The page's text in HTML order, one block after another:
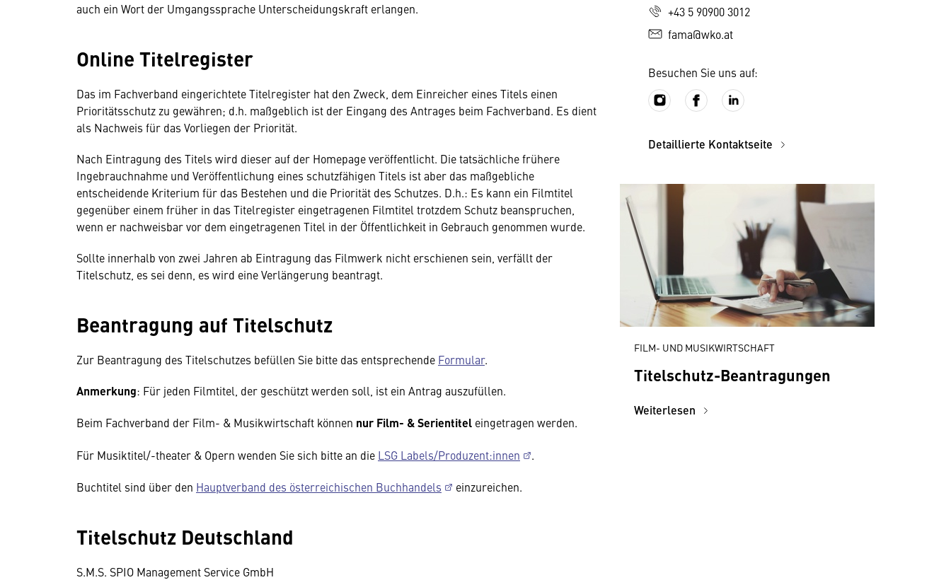
auch ein Wort der Umgangssprache Unterscheidungskraft erlangen.
Online Titelregister
Das im Fachverband eingerichtete Titelregister hat den Zweck, dem Einreicher eines Titels einen
Prioritätsschutz zu gewähren; d.h. maßgeblich ist der Eingang des Antrages beim Fachverband. Es dient
als Nachweis für das Vorliegen der Priorität.
Nach Eintragung des Titels wird dieser auf der Homepage veröffentlicht. Die tatsächliche frühere
Ingebrauchnahme und Veröffentlichung eines schutzfähigen Titels ist aber das maßgebliche
entscheidende Kriterium für das Bestehen und die Priorität des Schutzes. D.h.: Es kann ein Filmtitel
gegenüber einem früher in das Titelregister eingetragenen Filmtitel trotzdem Schutz beanspruchen,
wenn er nachweisbar vor dem eingetragenen Titel in der Öffentlichkeit in Gebrauch genommen wurde.
Sollte innerhalb von zwei Jahren ab Eintragung das Filmwerk nicht erschienen sein, verfällt der
Titelschutz, es sei denn, es wird eine Verlängerung beantragt.
Beantragung auf Titelschutz
Zur Beantragung des Titelschutzes befüllen Sie bitte das entsprechende Formular.
Anmerkung: Für jeden Filmtitel, der geschützt werden soll, ist ein Antrag auszufüllen.
Beim Fachverband der Film- & Musikwirtschaft können nur Film- & Serientitel eingetragen werden.
Für Musiktitel/-theater & Opern wenden Sie sich bitte an die LSG Labels/Produzent:innen .
Buchtitel sind über den Hauptverband des österreichischen Buchhandels einzureichen.
Titelschutz Deutschland
S.M.S. SPIO Management Service GmbH
+43 5 90900 3012
fama@wko.at
Besuchen Sie uns auf:
Detaillierte Kontaktseite
FILM- UND MUSIKWIRTSCHAFT
Titelschutz-Beantragungen
Weiterlesen